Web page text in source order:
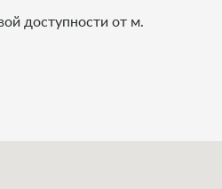
доступности от м.